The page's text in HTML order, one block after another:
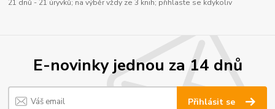
21 dnů - 21 úryvků; na výběr vždy ze 3 knih; přihlaste se kdykoliv
E-novinky jednou za 14 dnů
Přihlásit se